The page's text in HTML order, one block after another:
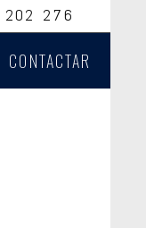
276
CONTACTAR